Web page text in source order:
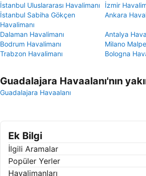
İstanbul Uluslararası Havalimanı
İzmir
İstanbul Sabiha Gökçen
Havalimanı
Ankara
Dalaman Havalimanı
Antalya
Bodrum Havalimanı
Milano
Trabzon Havalimanı
Bologna
Guadalajara Havaalanı'nın
Guadalajara Havaalanı
Ek Bilgi
İlgili Aramalar
Popüler Yerler
Havalimanları